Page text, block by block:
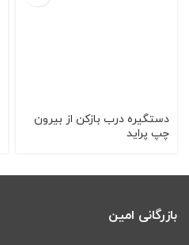
دستگیره درب بازکن از بیرون
چپ پراید
بازرگانی امین